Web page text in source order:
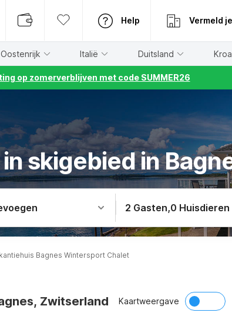
Help Vermeld
Oostenrijk Italië Duitsland
op zomerverblijven met code SUMMER26
skigebied in
2 Gasten,0 Huisdieren
Bagnes Wintersport Chalet
Zwitserland Kaartweergave